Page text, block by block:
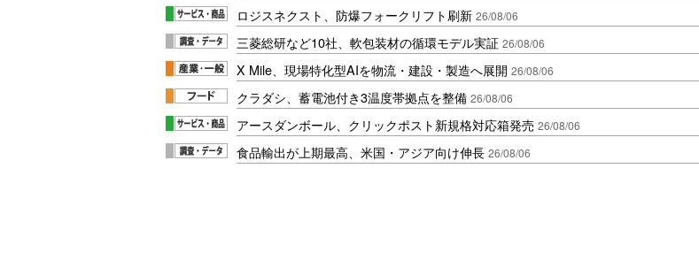
ロジスネクスト、防爆フォークリフト刷新 26/08/06
三菱総研など10社、軟包装材の循環モデル実証 26/08/06
X Mile、現場特化型AIを物流・建設・製造へ展開 26/08/06
クラダシ、蓄電池付き3温度帯拠点を整備 26/08/06
アースダンボール、クリックポスト新規格対応箱発売 26/08/06
食品輸出が上期最高、米国・アジア向け伸長 26/08/06